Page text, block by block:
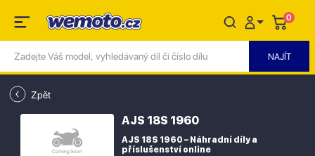
0
Zpět
AJS 18S 1960
AJS 18S 1960 – Náhradní díly a
příslušenství online